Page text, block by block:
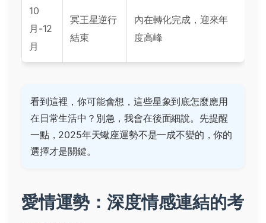
10
月-12
月
冥王星逆行
結束
內在轉化完成，迎來年
度高峰
看到這裡，你可能會想，這些星象到底怎麼應用
在日常生活中？別急，我會在後面細說。先提醒
一點，2025年天蠍座運勢不是一成不變的，你的
選擇才是關鍵。
愛情運勢：深度情感連結的考